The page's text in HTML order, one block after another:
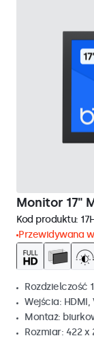
Monitor 17"
Kod produktu:
Przewidywana
Rozdzielczość
Wejścia: HDMI,
Montaż:
Rozmiar: 422 x